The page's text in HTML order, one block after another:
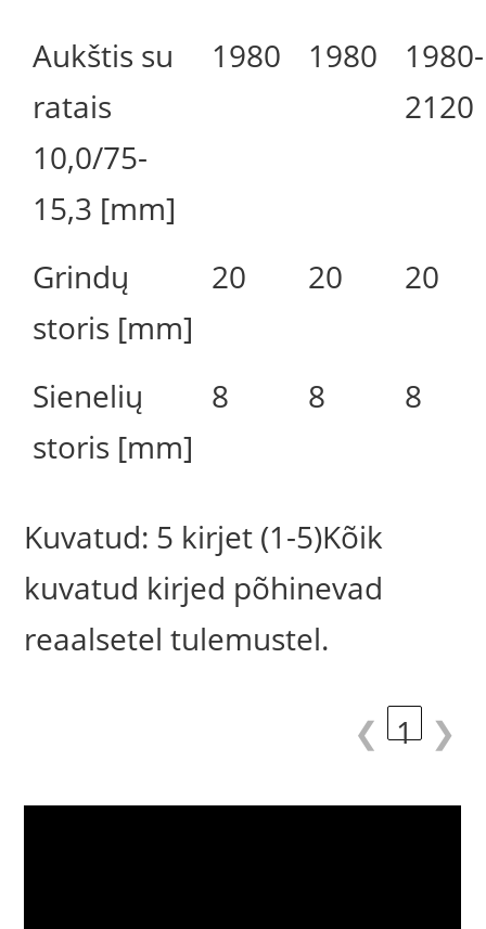
Aukštis su
ratais
10,0/75-
15,3 [mm]
1980 1980
1980-
2120
Grindų
storis [mm]
20 20 20
Sienelių
storis [mm]
8 8 8
Kuvatud: 5 kirjet (1-5)Kõik
kuvatud kirjed põhinevad
reaalsetel tulemustel.
❮ 1 ❯